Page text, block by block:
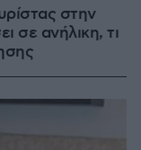
στην
σε ανήλικη, τι